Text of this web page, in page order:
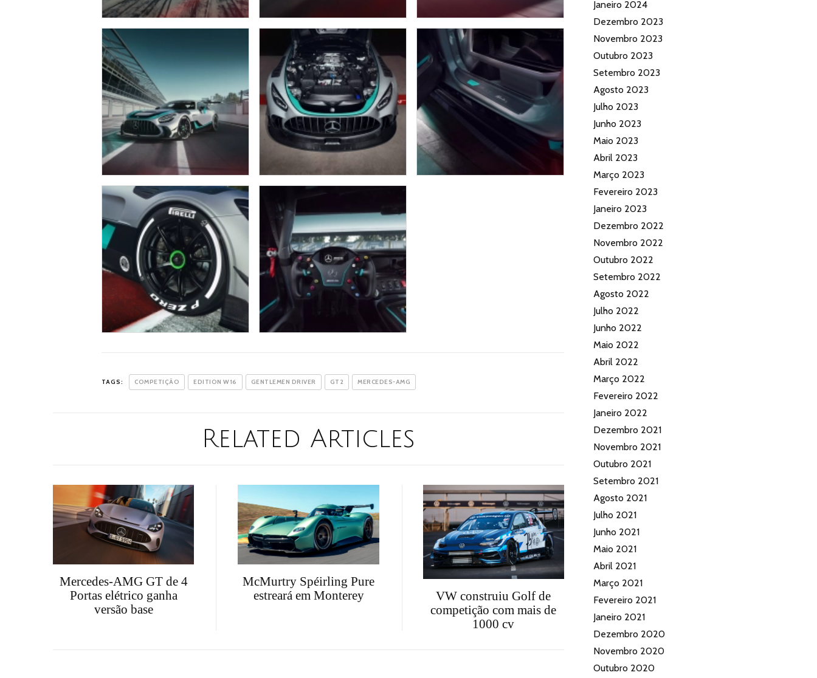
TAGS: COMPETIÇÃO EDITION W16 GENTLEMEN DRIVER GT2 MERCEDES-AMG
Related Articles
Mercedes-AMG GT de 4
Portas elétrico ganha
versão base
McMurtry Spéirling Pure
estreará em Monterey
VW construiu Golf de
competição com mais de
1000 cv
Janeiro 2024
Dezembro 2023
Novembro 2023
Outubro 2023
Setembro 2023
Agosto 2023
Julho 2023
Junho 2023
Maio 2023
Abril 2023
Março 2023
Fevereiro 2023
Janeiro 2023
Dezembro 2022
Novembro 2022
Outubro 2022
Setembro 2022
Agosto 2022
Julho 2022
Junho 2022
Maio 2022
Abril 2022
Março 2022
Fevereiro 2022
Janeiro 2022
Dezembro 2021
Novembro 2021
Outubro 2021
Setembro 2021
Agosto 2021
Julho 2021
Junho 2021
Maio 2021
Abril 2021
Março 2021
Fevereiro 2021
Janeiro 2021
Dezembro 2020
Novembro 2020
Outubro 2020